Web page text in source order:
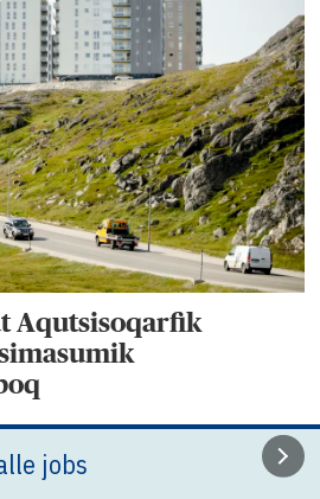
Aqutsisoqarfik
jobs